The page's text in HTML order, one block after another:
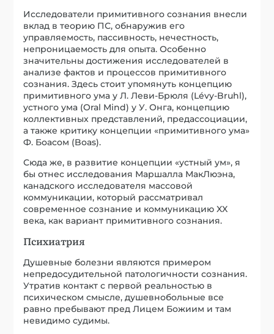
Исследователи примитивного сознания внесли
вклад в теорию ПС, обнаружив его
управляемость, пассивность, нечестность,
непроницаемость для опыта. Особенно
значительны достижения исследователей в
анализе фактов и процессов примитивного
сознания. Здесь стоит упомянуть концепцию
примитивного ума у Л. Леви-Брюля (Lévy-Bruhl),
устного ума (Oral Mind) у У. Онга, концепцию
коллективных представлений, предассоциации,
а также критику концепции «примитивного ума»
Ф. Боасом (Boas).
Сюда же, в развитие концепции «устный ум», я
бы отнес исследования Маршалла МакЛюэна,
канадского исследователя массовой
коммуникации, который рассматривал
современное сознание и коммуникацию XX
века, как вариант примитивного сознания.
Психиатрия
Душевные болезни являются примером
непредосудительной патологичности сознания.
Утратив контакт с первой реальностью в
психическом смысле, душевнобольные все
равно пребывают пред Лицем Божиим и там
невидимо судимы.